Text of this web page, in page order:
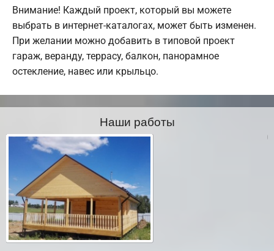
Внимание! Каждый проект, который вы можете
выбрать в интернет-каталогах, может быть изменен.
При желании можно добавить в типовой проект
гараж, веранду, террасу, балкон, панорамное
остекление, навес или крыльцо.
Наши работы